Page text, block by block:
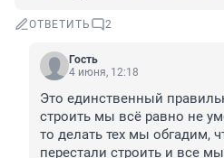
ОТВЕТИТЬ 2
Гость
4 июня, 12:18
Это единственный
строить мы всё равно не
то делать тех мы обгадим,
перестали строить и все